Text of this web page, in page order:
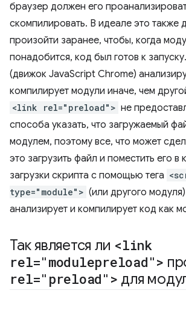
браузер должен его
скомпилировать. В идеале это также
произойти заранее, чтобы, когда
понадобится, код был готов к
(движок JavaScript Chrome)
компилирует модули иначе, чем
<link rel="preload"> не
способа указать, что загружаемый
модулем, поэтому все, что может
это загрузить файл и поместить его в
загрузки скрипта с помощью тега
type="module"> (или другого
анализирует и компилирует код как
Так является ли <link
rel="modulepreload">
rel="preload"> для